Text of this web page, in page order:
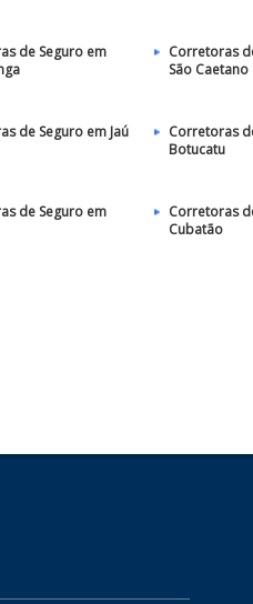
de Seguro em
Corretoras
São Caetano
de Seguro em Jaú
Corretoras
Botucatu
de Seguro em
Corretoras
Cubatão